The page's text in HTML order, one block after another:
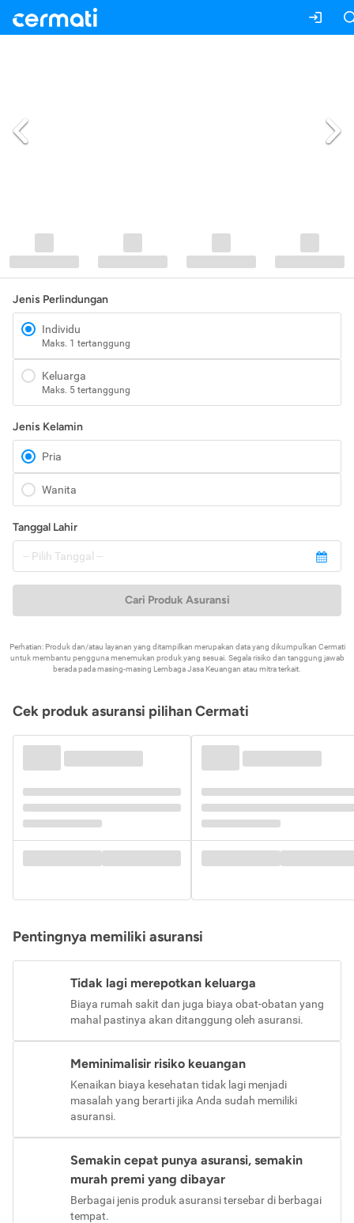
Jenis Perlindungan
Individu
Maks. 1 tertanggung
Keluarga
Maks. 5 tertanggung
Jenis Kelamin
Pria
Wanita
Tanggal Lahir
Cari Produk Asuransi
Perhatian: Produk dan/atau layanan yang ditampilkan merupakan data yang dikumpulkan Cermati
untuk membantu pengguna menemukan produk yang sesuai. Segala risiko dan tanggung jawab
berada pada masing-masing Lembaga Jasa Keuangan atau mitra terkait.
Cek produk asuransi pilihan Cermati
Pentingnya memiliki asuransi
Tidak lagi merepotkan keluarga
Biaya rumah sakit dan juga biaya obat-obatan yang
mahal pastinya akan ditanggung oleh asuransi.
Meminimalisir risiko keuangan
Kenaikan biaya kesehatan tidak lagi menjadi
masalah yang berarti jika Anda sudah memiliki
asuransi.
Semakin cepat punya asuransi, semakin
murah premi yang dibayar
Berbagai jenis produk asuransi tersebar di berbagai
tempat.